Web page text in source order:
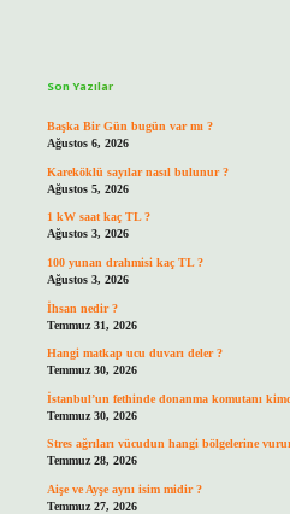
Son Yazılar
Başka Bir Gün bugün var mı ?
Ağustos 6, 2026
Kareköklü sayılar nasıl bulunur ?
Ağustos 5, 2026
1 kW saat kaç TL ?
Ağustos 3, 2026
100 yunan drahmisi kaç TL ?
Ağustos 3, 2026
İhsan nedir ?
Temmuz 31, 2026
Hangi matkap ucu duvarı deler ?
Temmuz 30, 2026
İstanbul’un fethinde donanma komutanı
Temmuz 30, 2026
Stres ağrıları vücudun hangi bölgelerine
Temmuz 28, 2026
Aişe ve Ayşe aynı isim midir ?
Temmuz 27, 2026